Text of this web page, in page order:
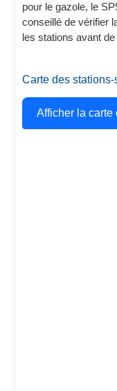
pour le gazole, le
conseillé de vérifier
les stations avant
Carte des
Afficher la carte